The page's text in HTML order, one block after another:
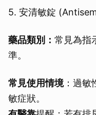
5. 安清敏錠
藥品類別： 常見為指
準。
常見使用情境：過敏
敏症狀。